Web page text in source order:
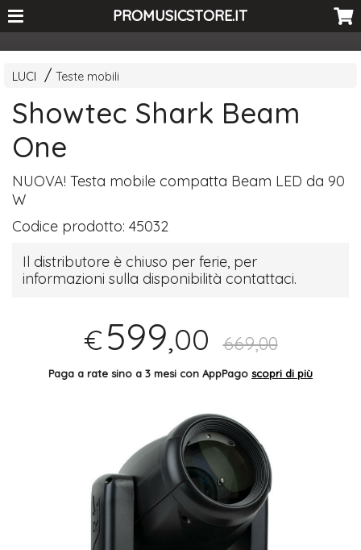
<-- Curio's GSC -->PROMUSICSTORE.IT
LUCI Teste mobili
Showtec Shark Beam
One
NUOVA! Testa mobile compatta Beam LED da 90
W
Codice prodotto:45032
Il distributore è chiuso per ferie, per
informazioni sulla disponibilità contattaci.
€599,00 669,00
Paga a rate sino a 3 mesi con AppPago scopri di più